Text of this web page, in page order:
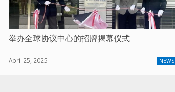
举办全球协议中心的招牌揭幕仪式
NEWS
April 25, 2025